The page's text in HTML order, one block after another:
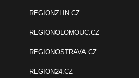
REGIONZLIN.CZ
REGIONOLOMOUC.CZ
REGIONOSTRAVA.CZ
REGION24.CZ